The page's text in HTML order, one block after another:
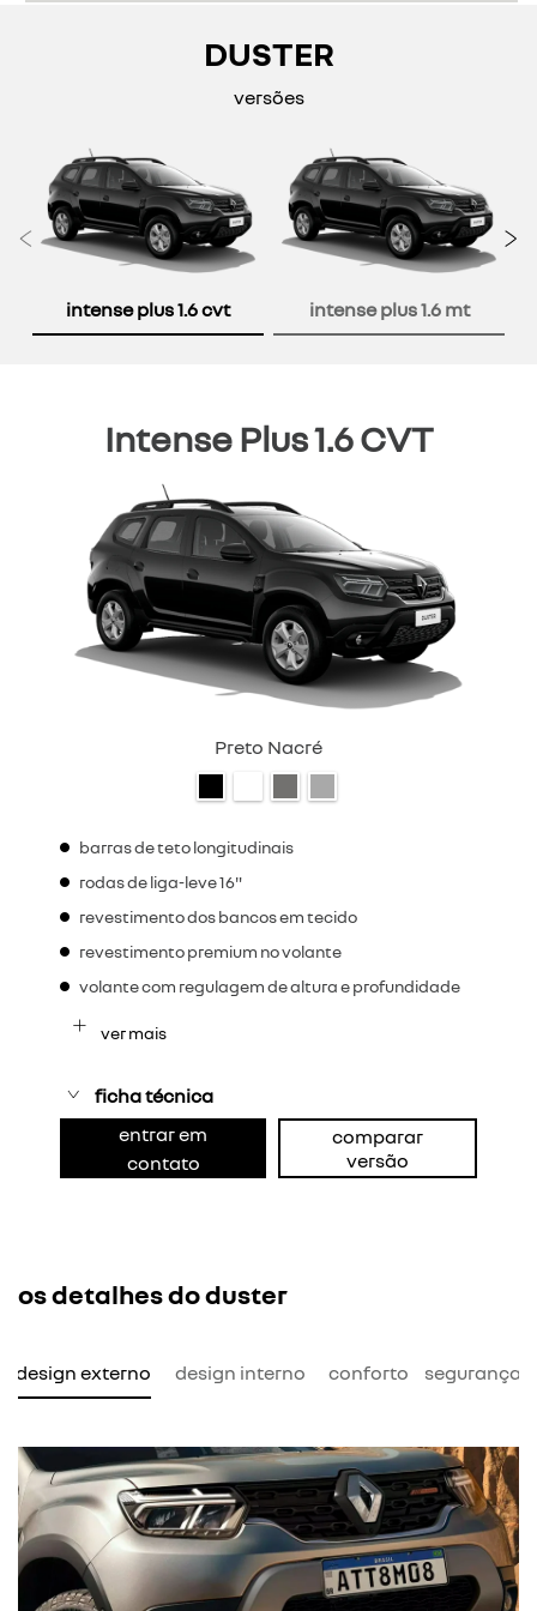
DUSTER
versões
intense plus 1.6 cvt intense plus 1.6 mt
Anterior
Intense Plus 1.6 CVT
Preto Nacré
barras de teto longitudinais
rodas de liga-leve 16"
revestimento dos bancos em tecido
revestimento premium no volante
volante com regulagem de altura e profundidade
ver mais
ficha técnica
entrar em
contato
comparar
versão
os detalhes do duster
design externo design interno conforto segurança